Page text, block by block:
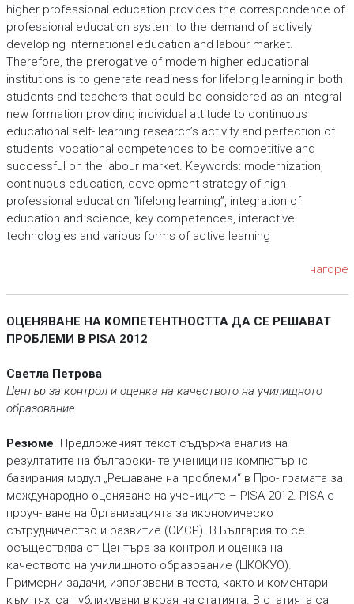
higher professional education provides the correspondence of
professional education system to the demand of actively
developing international education and labour market.
Therefore, the prerogative of modern higher educational
institutions is to generate readiness for lifelong learning in both
students and teachers that could be considered as an integral
new formation providing individual attitude to continuous
educational self- learning research’s activity and perfection of
students’ vocational competences to be competitive and
successful on the labour market. Keywords: modernization,
continuous education, development strategy of high
professional education “lifelong learning”, integration of
education and science, key competences, interactive
technologies and various forms of active learning
нагоре
ОЦЕНЯВАНЕ НА КОМПЕТЕНТНОСТТА ДА СЕ РЕШАВАТ
ПРОБЛЕМИ В PISA 2012
Светла Петрова
Център за контрол и оценка на качеството на училищното
образование
Резюме. Прeдложеният текст съдържа анализ на
резултатите на български- те ученици на компютърно
базирания модул „Решаване на проблеми“ в Про- грамата за
международно оценяване на учениците – PISA 2012. PISA е
проуч- ване на Организацията за икономическо
сътрудничество и развитие (ОИСР). В България то се
осъществява от Центъра за контрол и оценка на
качеството на училищното образование (ЦКОКУО).
Примерни задачи, използвани в теста, както и коментари
към тях, са публикувани в края на статията. В статията са